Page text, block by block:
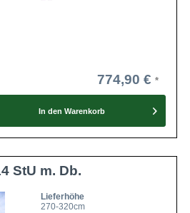
774,90 €
In den Warenkorb
StU m. Db.
Lieferhöhe
270-320cm